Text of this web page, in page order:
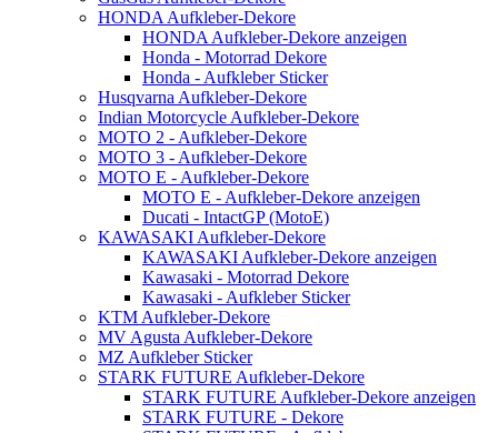
HONDA Aufkleber-Dekore
HONDA Aufkleber-Dekore anzeigen
Honda - Motorrad Dekore
Honda - Aufkleber Sticker
Husqvarna Aufkleber-Dekore
Indian Motorcycle Aufkleber-Dekore
MOTO 2 - Aufkleber-Dekore
MOTO 3 - Aufkleber-Dekore
MOTO E - Aufkleber-Dekore
MOTO E - Aufkleber-Dekore anzeigen
Ducati - IntactGP (MotoE)
KAWASAKI Aufkleber-Dekore
KAWASAKI Aufkleber-Dekore anzeigen
Kawasaki - Motorrad Dekore
Kawasaki - Aufkleber Sticker
KTM Aufkleber-Dekore
MV Agusta Aufkleber-Dekore
MZ Aufkleber Sticker
STARK FUTURE Aufkleber-Dekore
STARK FUTURE Aufkleber-Dekore anzeigen
STARK FUTURE - Dekore